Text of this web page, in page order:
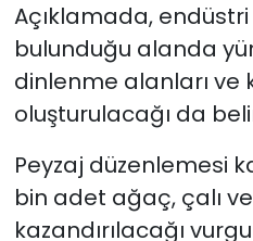
Açıklamada, endüstri
bulunduğu alanda
dinlenme alanları ve
oluşturulacağı da
Peyzaj düzenlemesi
bin adet ağaç, çalı
kazandırılacağı